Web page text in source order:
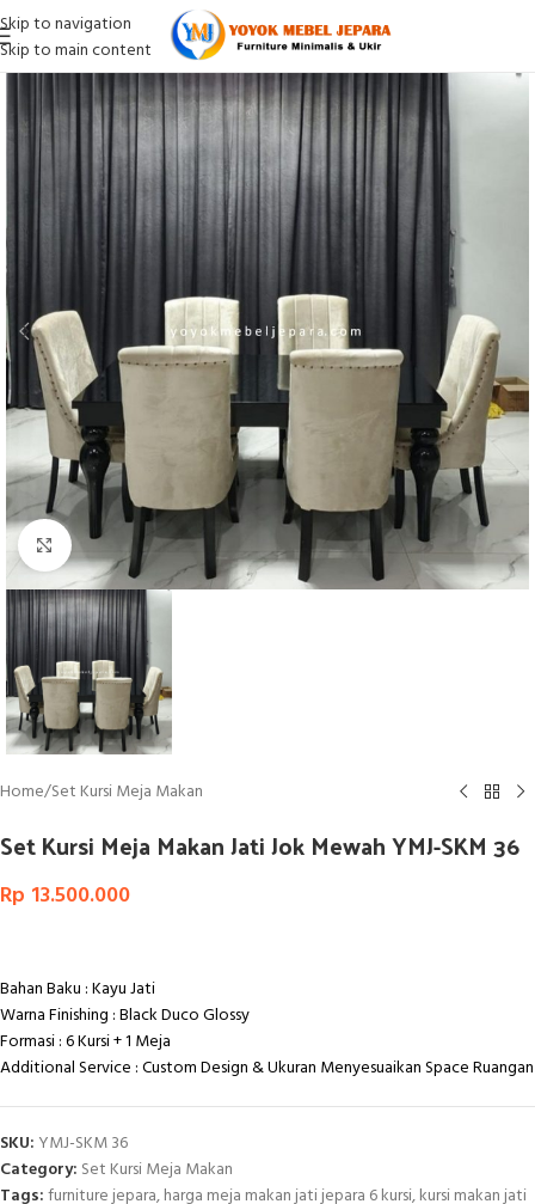
Skip to navigation
Skip to main content
Click to enlarge
Home/Set Kursi Meja Makan
Set Kursi Meja Makan Jati Jok Mewah YMJ-SKM 36
Rp 13.500.000
Bahan Baku : Kayu Jati
Warna Finishing : Black Duco Glossy
Formasi : 6 Kursi + 1 Meja
Additional Service : Custom Design & Ukuran Menyesuaikan Space Ruangan
SKU: YMJ-SKM 36
Category: Set Kursi Meja Makan
Tags:furniture jepara,harga meja makan jati jepara 6 kursi,kursi makan jati